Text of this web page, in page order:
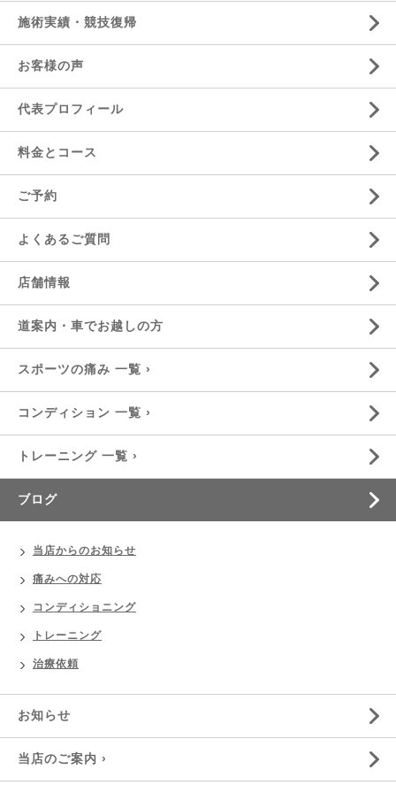
施術実績・競技復帰
お客様の声
代表プロフィール
料金とコース
ご予約
よくあるご質問
店舗情報
道案内・車でお越しの方
スポーツの痛み 一覧 ›
コンディション 一覧 ›
トレーニング 一覧 ›
ブログ
当店からのお知らせ
痛みへの対応
コンディショニング
トレーニング
治療依頼
お知らせ
当店のご案内 ›